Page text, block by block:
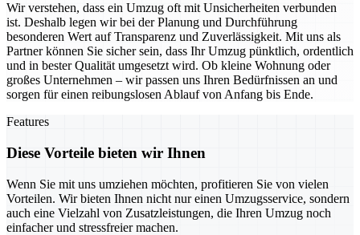
Wir verstehen, dass ein Umzug oft mit Unsicherheiten verbunden
ist. Deshalb legen wir bei der Planung und Durchführung
besonderen Wert auf Transparenz und Zuverlässigkeit. Mit uns als
Partner können Sie sicher sein, dass Ihr Umzug pünktlich, ordentlich
und in bester Qualität umgesetzt wird. Ob kleine Wohnung oder
großes Unternehmen – wir passen uns Ihren Bedürfnissen an und
sorgen für einen reibungslosen Ablauf von Anfang bis Ende.
Features
Diese Vorteile bieten wir Ihnen
Wenn Sie mit uns umziehen möchten, profitieren Sie von vielen
Vorteilen. Wir bieten Ihnen nicht nur einen Umzugsservice, sondern
auch eine Vielzahl von Zusatzleistungen, die Ihren Umzug noch
einfacher und stressfreier machen.